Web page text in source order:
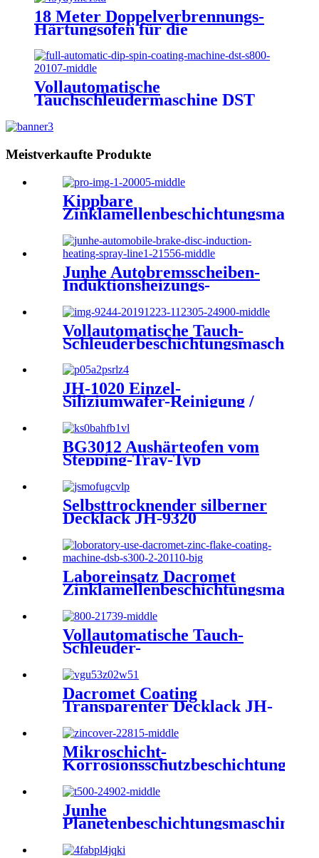
18 Meter Doppelverbrennungs-
Härtungsofen für die
Zinklamellenbeschichtung
FGG1812
Vollautomatische
Tauchschleudermaschine DST
Meistverkaufte Produkte
Kippbare
Junhe Autobremsscheiben-
Induktionsheizungs-
Vollautomatische Tauch-
Schleuderbeschichtungsmaschine
JH-1020 Einzel-
Siliziumwafer-Reinigung /
Reinigungsmittel PH 12,0-
14,0
BG3012 Aushärteofen vom
Stepping-Tray-Typ
Selbsttrocknender silberner
Decklack JH-9320
Laboreinsatz Dacromet
Vollautomatische Tauch-
Schleuder-
S800+
Dacromet Coating
Transparenter Decklack JH-
Mikroschicht-
Korrosionsschutzbeschichtung
Junhe
Planetenbeschichtungsmaschine